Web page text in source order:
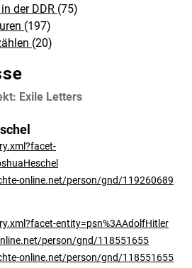
der DDR (75)
(197)
(20)
Exile Letters
online.net/person/gnd/119260689
entity=psn%3AAdolfHitler
person/gnd/118551655
online.net/person/gnd/118551655